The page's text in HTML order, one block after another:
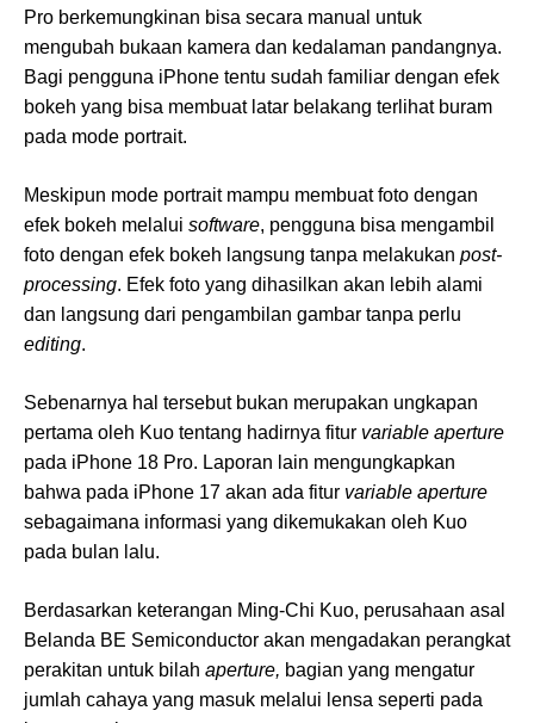
Pro berkemungkinan bisa secara manual untuk
mengubah bukaan kamera dan kedalaman pandangnya.
Bagi pengguna iPhone tentu sudah familiar dengan efek
bokeh yang bisa membuat latar belakang terlihat buram
pada mode portrait.
Meskipun mode portrait mampu membuat foto dengan
efek bokeh melalui software, pengguna bisa mengambil
foto dengan efek bokeh langsung tanpa melakukan post-
processing. Efek foto yang dihasilkan akan lebih alami
dan langsung dari pengambilan gambar tanpa perlu
editing.
Sebenarnya hal tersebut bukan merupakan ungkapan
pertama oleh Kuo tentang hadirnya fitur variable aperture
pada iPhone 18 Pro. Laporan lain mengungkapkan
bahwa pada iPhone 17 akan ada fitur variable aperture
sebagaimana informasi yang dikemukakan oleh Kuo
pada bulan lalu.
Berdasarkan keterangan Ming-Chi Kuo, perusahaan asal
Belanda BE Semiconductor akan mengadakan perangkat
perakitan untuk bilah aperture, bagian yang mengatur
jumlah cahaya yang masuk melalui lensa seperti pada